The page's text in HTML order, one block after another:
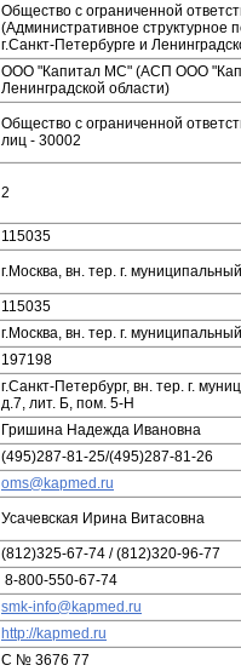
Общество с ограниченной
(Административное
г.Санкт-Петербурге и
ООО "Капитал МС" (АСП ООО
Ленинградской области)
Общество с ограниченной
лиц - 30002
2
115035
г.Москва, вн. тер. г.
115035
г.Москва, вн. тер. г.
197198
г.Санкт-Петербург, вн. тер. г.
д.7, лит. Б, пом. 5-Н
Гришина Надежда Ивановна
(495)287-81-25/(495)287-81-26
oms@kapmed.ru
Усачевская Ирина Витасовна
(812)325-67-74 / (812)320-96-77
8-800-550-67-74
smk-info@kapmed.ru
http://kapmed.ru
С № 3676 77